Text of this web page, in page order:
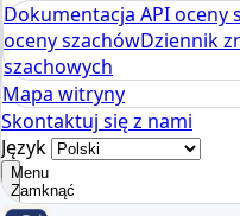
Dokumentacja API oceny
oceny szachówDziennik
szachowych
Mapa witryny
Skontaktuj się z nami
Język
Menu
Zamknąć